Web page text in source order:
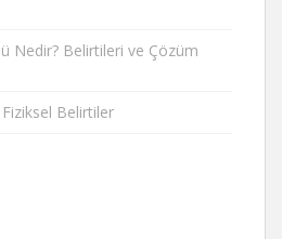
Nedir? Belirtileri ve Çözüm
Belirtiler